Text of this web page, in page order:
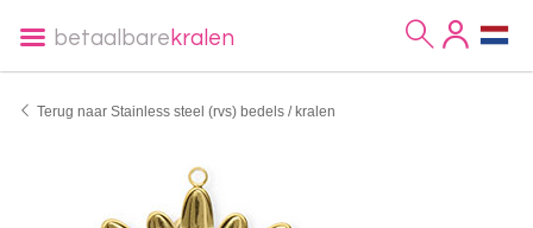
betaalbare kralen
Terug naar Stainless steel (rvs) bedels / kralen